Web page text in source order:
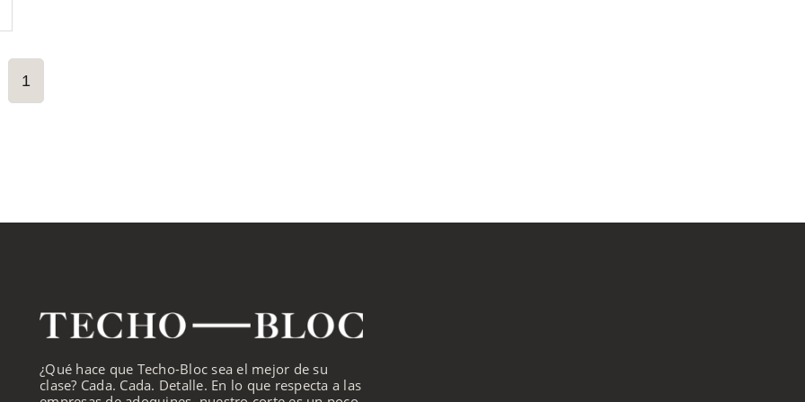
1
¿Qué hace que Techo-Bloc sea el mejor de su
clase? Cada. Cada. Detalle. En lo que respecta a las